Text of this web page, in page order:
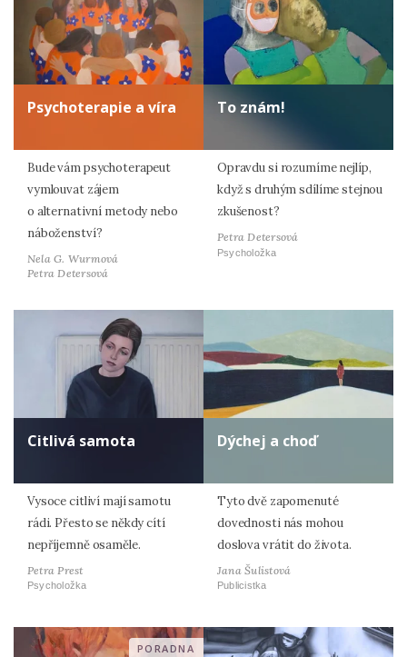
Psychoterapie a víra
Bude vám psychoterapeut
vymlouvat zájem
o alternativní metody nebo
náboženství?
Nela G. Wurmová
Petra Detersová
To znám!
Opravdu si rozumíme nejlíp,
když s druhým sdílíme stejnou
zkušenost?
Petra Detersová
Psycholožka
Citlivá samota
Vysoce citliví mají samotu
rádi. Přesto se někdy cítí
nepříjemně osaměle.
Petra Prest
Psycholožka
Dýchej a choď
Tyto dvě zapomenuté
dovednosti nás mohou
doslova vrátit do života.
Jana Šulistová
Publicistka
PORADNA